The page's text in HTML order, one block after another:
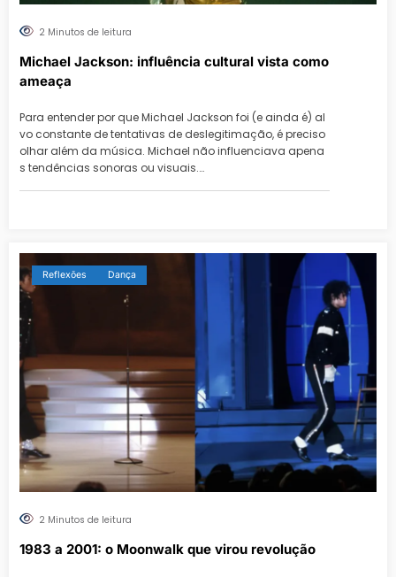
2 Minutos de leitura
Michael Jackson: influência cultural vista como
ameaça
Para entender por que Michael Jackson foi (e ainda é) al
vo constante de tentativas de deslegitimação, é preciso
olhar além da música. Michael não influenciava apena
s tendências sonoras ou visuais.…
Reflexões Dança
2 Minutos de leitura
1983 a 2001: o Moonwalk que virou revolução